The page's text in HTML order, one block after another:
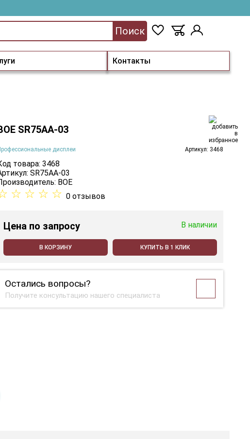
Контакты
Поиск
SR75AA-03
дисплеи Артикул: 3468
товара: 3468
SR75AA-03
BOE
☆ ☆ ☆ ☆ 0 отзывов
Цена по запросу В наличии
В КОРЗИНУ КУПИТЬ В 1 КЛИК
Остались вопросы?
Получите консультацию нашего специалиста